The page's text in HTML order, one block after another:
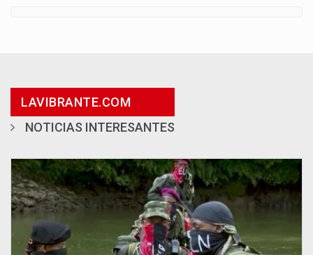
LAVIBRANTE.COM
NOTICIAS INTERESANTES